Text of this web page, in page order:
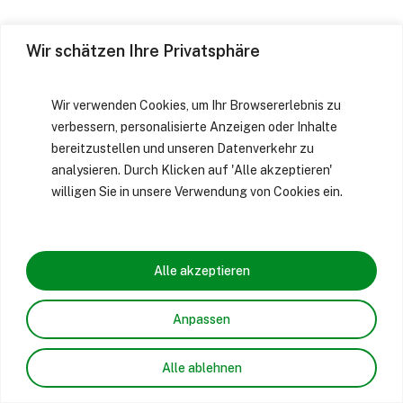
Wir schätzen Ihre Privatsphäre
Wir verwenden Cookies, um Ihr Browsererlebnis zu
verbessern, personalisierte Anzeigen oder Inhalte
bereitzustellen und unseren Datenverkehr zu
analysieren. Durch Klicken auf 'Alle akzeptieren'
willigen Sie in unsere Verwendung von Cookies ein.
Anpassen
Alle ablehnen
Alle akzeptieren